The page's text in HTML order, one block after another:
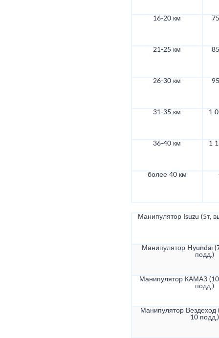
16-20 км
21-25 км
26-30 км
31-35 км 1
36-40 км 1
более 40 км
Манипулятор Isuzu (5т,
Манипулятор Hyundai
подд.)
Манипулятор КАМАЗ
подд.)
Манипулятор Вездеход
10 подд.)